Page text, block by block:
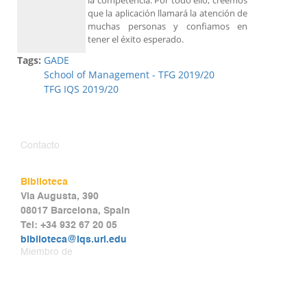
que la aplicación llamará la atención de
muchas personas y confiamos en
tener el éxito esperado.
Tags: GADE
School of Management - TFG 2019/20
TFG IQS 2019/20
Contacto
Biblioteca
Via Augusta, 390
08017 Barcelona, Spain
Tel: +34 932 67 20 05
biblioteca@iqs.url.edu
Miembro de